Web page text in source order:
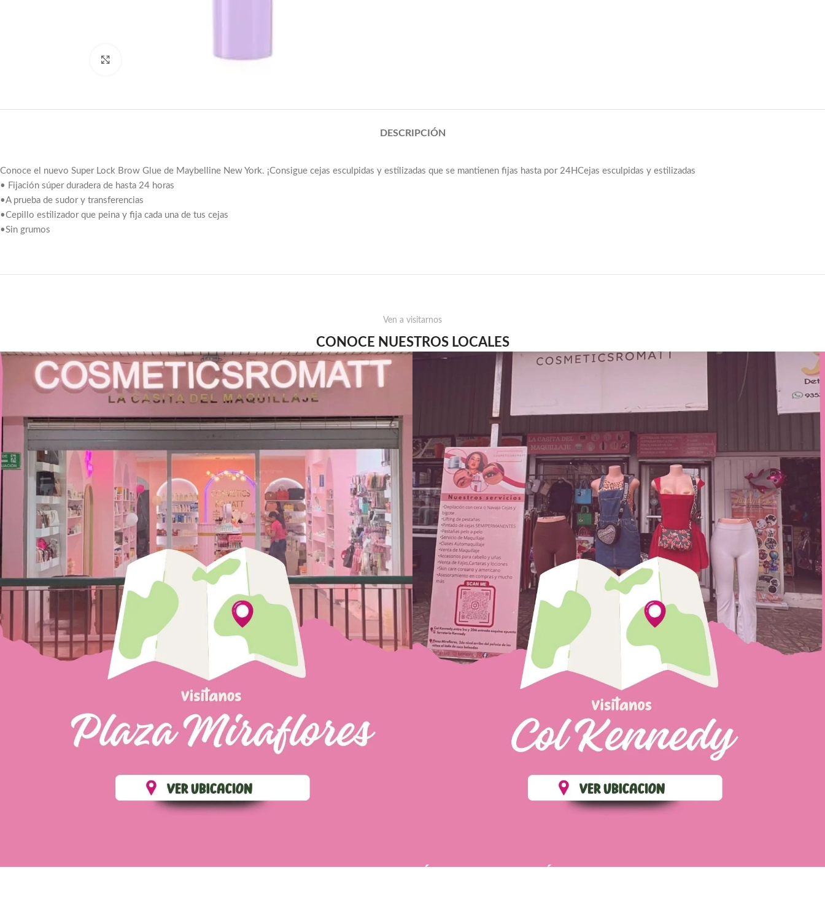
DESCRIPCIÓN
Conoce el nuevo Super Lock Brow Glue de Maybelline New York. ¡Consigue cejas esculpidas y estilizadas que se mantienen fijas hasta por 24HCejas esculpidas y estilizadas
• Fijación súper duradera de hasta 24 horas
•A prueba de sudor y transferencias
•Cepillo estilizador que peina y fija cada una de tus cejas
•Sin grumos
Ven a visitarnos
CONOCE NUESTROS LOCALES